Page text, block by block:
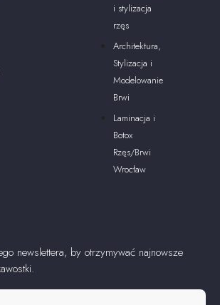
i stylizacja
rzęs
Architektura,
Stylizacja i
Modelowanie
Brwi
Laminacja i
Botox
Rzęs/Brwi
Wrocław
newslettera, by otrzymywać najnowsze